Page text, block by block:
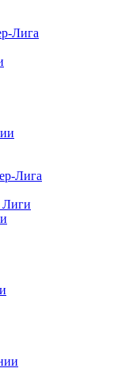
Лига
Лига
Лиги